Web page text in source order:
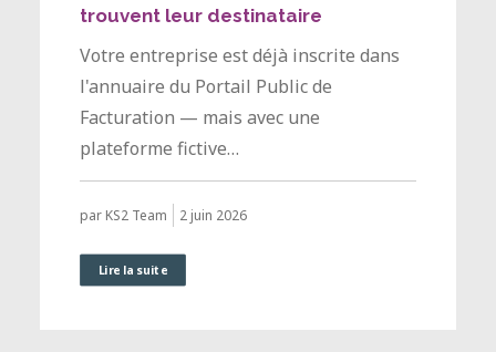
trouvent leur destinataire
Votre entreprise est déjà inscrite dans
l'annuaire du Portail Public de
Facturation — mais avec une
plateforme fictive…
par KS2 Team 2 juin 2026
Lire la suite